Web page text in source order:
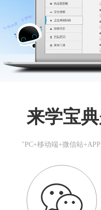
来学宝
"PC+移动端+微信站